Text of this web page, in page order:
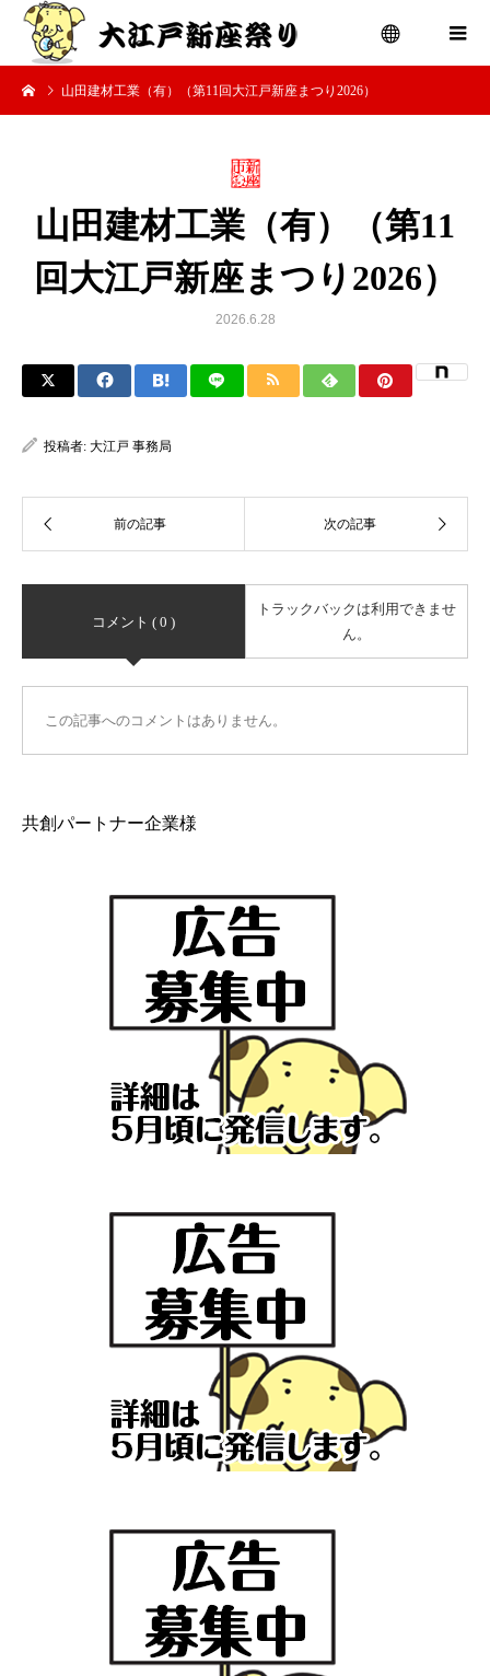
山田建材工業（有）（第11回大江戸新座まつり2026）
山田建材工業（有）（第11
回大江戸新座まつり2026）
2026.6.28
投稿者: 大江戸 事務局
コメント ( 0 )
トラックバックは利用できませ
ん。
この記事へのコメントはありません。
共創パートナー企業様